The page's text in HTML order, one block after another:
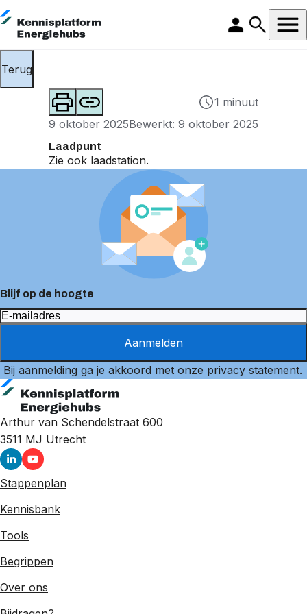
Terug
1 minuut
9 oktober 2025Bewerkt: 9 oktober 2025
Laadpunt
Zie ook laadstation.
Blijf op de hoogte
Aanmelden
Bij aanmelding ga je akkoord met onze privacy statement.
Arthur van Schendelstraat 600
3511 MJ Utrecht
Stappenplan
Kennisbank
Tools
Begrippen
Over ons